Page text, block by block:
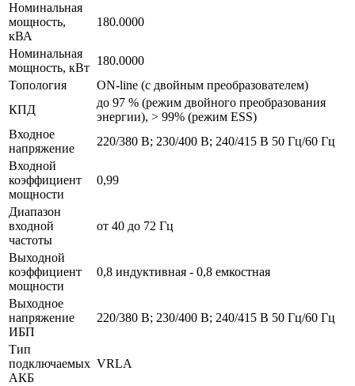
Номинальная
мощность,
кВА
180.0000
Номинальная
мощность, кВт
180.0000
Топология
ON-line (с двойным преобразователем)
КПД
до 97 % (режим двойного преобразования
энергии), > 99% (режим ESS)
Входное
напряжение
220/380 В; 230/400 В; 240/415 В 50 Гц/60 Гц
Входной
коэффициент
мощности
0,99
Диапазон
входной
частоты
от 40 до 72 Гц
Выходной
коэффициент
мощности
0,8 индуктивная - 0,8 емкостная
Выходное
напряжение
ИБП
220/380 В; 230/400 В; 240/415 В 50 Гц/60 Гц
Тип
подключаемых
АКБ
VRLA